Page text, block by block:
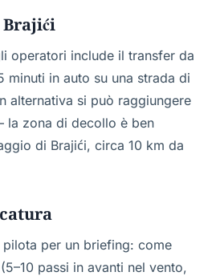
Brajići
operatori include il transfer da
minuti in auto su una strada di
alternativa si può raggiungere
la zona di decollo è ben
di Brajići, circa 10 km da
pilota per un briefing: come
passi in avanti nel vento,